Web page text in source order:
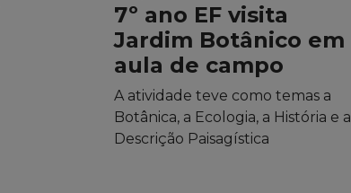
7º ano EF visita
Jardim Botânico em
aula de campo
A atividade teve como temas a
Botânica, a Ecologia, a História e a
Descrição Paisagística